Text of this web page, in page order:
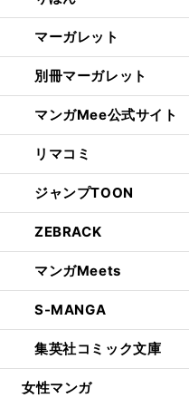
マーガレット
別冊マーガレット
マンガMee公式サイト
リマコミ
ジャンプTOON
ZEBRACK
マンガMeets
S-MANGA
集英社コミック文庫
女性マンガ